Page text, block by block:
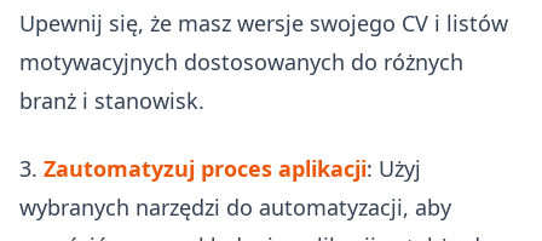
Upewnij się, że masz wersje swojego CV i listów
motywacyjnych dostosowanych do różnych
branż i stanowisk.
3. Zautomatyzuj proces aplikacji: Użyj
wybranych narzędzi do automatyzacji, aby